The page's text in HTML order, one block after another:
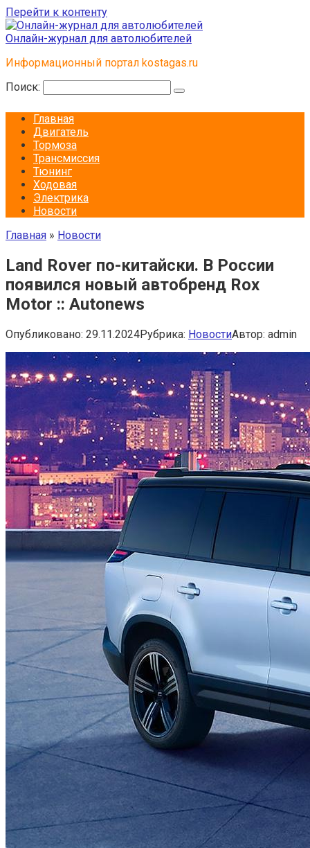
Перейти к контенту
Онлайн-журнал для автолюбителей
Информационный портал kostagas.ru
Поиск:
Главная
Двигатель
Тормоза
Трансмиссия
Тюнинг
Ходовая
Электрика
Новости
Главная » Новости
Land Rover по-китайски. В России
появился новый автобренд Rox
Motor :: Autonews
Опубликовано: 29.11.2024Рубрика: НовостиАвтор: admin